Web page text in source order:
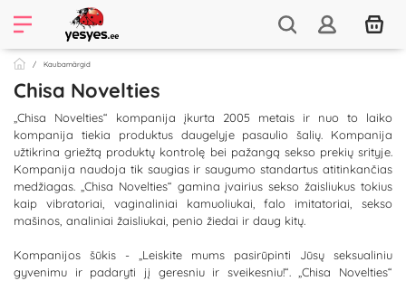
Kaubamärgid
Chisa Novelties
„Chisa Novelties“ kompanija įkurta 2005 metais ir nuo to laiko
kompanija tiekia produktus daugelyje pasaulio šalių. Kompanija
užtikrina griežtą produktų kontrolę bei pažangą sekso prekių srityje.
Kompanija naudoja tik saugias ir saugumo standartus atitinkančias
medžiagas. „Chisa Novelties“ gamina įvairius sekso žaisliukus tokius
kaip vibratoriai, vaginaliniai kamuoliukai, falo imitatoriai, sekso
mašinos, analiniai žaisliukai, penio žiedai ir daug kitų.
Kompanijos šūkis - „Leiskite mums pasirūpinti Jūsų seksualiniu
gyvenimu ir padaryti jį geresniu ir sveikesniu!“. „Chisa Novelties“